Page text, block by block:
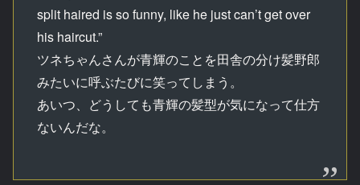
split haired is so funny, like he just can’t get over
his haircut.”
ツネちゃんさんが青輝のことを田舎の分け髪野郎
みたいに呼ぶたびに笑ってしまう。
あいつ、どうしても青輝の髪型が気になって仕方
ないんだな。